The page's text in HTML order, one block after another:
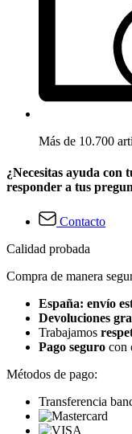
Más de 10.700
¿Necesitas ayuda con
responder a tus
Contacto
Calidad probada
Compra de manera
España: envío
Devoluciones
Trabajamos
Pago seguro con
Métodos de pago:
Transferencia